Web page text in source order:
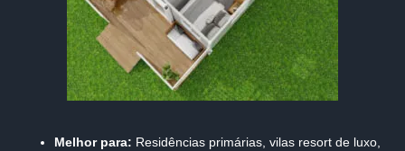
Melhor para: Residências primárias, vilas resort de luxo,